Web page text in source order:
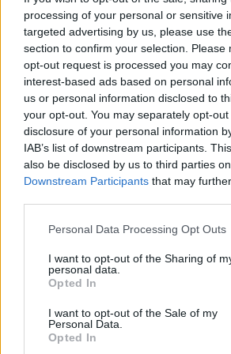
processing of your personal or sensitive
targeted advertising by us, please use
section to confirm your selection. Please
opt-out request is processed you may
interest-based ads based on personal
us or personal information disclosed to
your opt-out. You may separately opt-
disclosure of your personal information
IAB’s list of downstream participants.
also be disclosed by us to third parties
Downstream Participants that may
Please note that this website/app uses
not limited to your visit or usage
grant or deny consent to Google and its
use your data for below specified
consent section.
Personal Data Processing Opt Outs
I want to opt-out of the Sharing of
personal data.
Opted In
I want to opt-out of the Sale of my
Personal Data.
Opted In
Calangianus, allarme sul
minori, Albieri: “Episodi
Gallura, finti clienti
50mila nel resort
Meteo Olbia 7 agosto, sole
protagonisti